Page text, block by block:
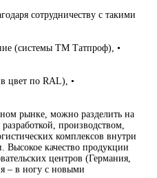
сотрудничеству с такими
(системы ТМ Татпроф), •
цвет по RAL), •
рынке, можно разделить на
производством,
комплексов внутри
Высокое качество продукции
центров (Германия,
– в ногу с новыми